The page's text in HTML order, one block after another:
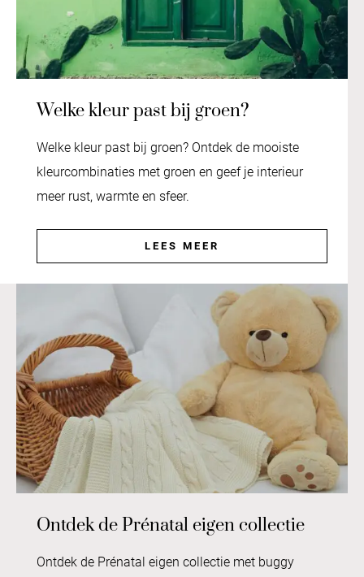
Welke kleur past bij groen?
Welke kleur past bij groen? Ontdek de mooiste
kleurcombinaties met groen en geef je interieur
meer rust, warmte en sfeer.
LEES MEER
Ontdek de Prénatal eigen collectie
Ontdek de Prénatal eigen collectie met buggy